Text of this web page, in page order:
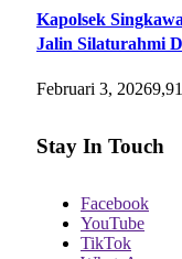
Kapolsek
Jalin Silaturahmi
Februari 3, 2026
Stay In Touch
Facebook
YouTube
TikTok